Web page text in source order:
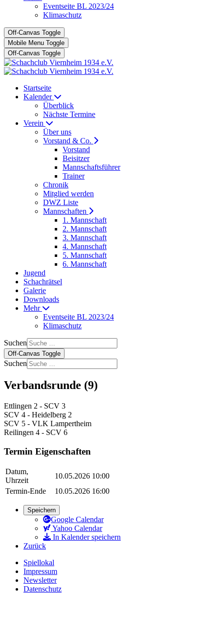
Eventseite BL 2023/24
Klimaschutz
Off-Canvas Toggle
Mobile Menu Toggle
Off-Canvas Toggle
Startseite
Kalender
Überblick
Nächste Termine
Verein
Über uns
Vorstand & Co.
Vorstand
Beisitzer
Mannschaftsführer
Trainer
Chronik
Mitglied werden
DWZ Liste
Mannschaften
1. Mannschaft
2. Mannschaft
3. Mannschaft
4. Mannschaft
5. Mannschaft
6. Mannschaft
Jugend
Schachrätsel
Galerie
Downloads
Mehr
Eventseite BL 2023/24
Klimaschutz
Suchen
Off-Canvas Toggle
Suchen
Verbandsrunde (9)
Ettlingen 2 - SCV 3
SCV 4 - Heidelberg 2
SCV 5 - VLK Lampertheim
Reilingen 4 - SCV 6
Termin Eigenschaften
Datum,
Uhrzeit
10.05.2026 10:00
Termin-Ende
10.05.2026 16:00
Speichern
Google Calendar
Yahoo Calendar
In Kalender speichern
Zurück
Spiellokal
Impressum
Newsletter
Datenschutz